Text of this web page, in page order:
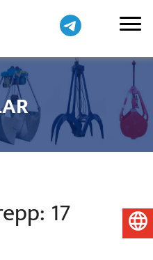
17
Svenska